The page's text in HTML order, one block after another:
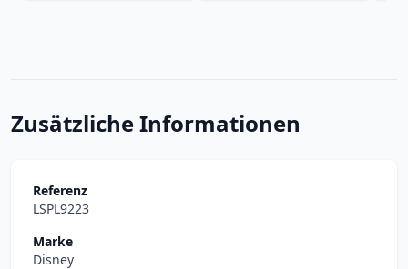
Zusätzliche Informationen
Referenz
LSPL9223
Marke
Disney